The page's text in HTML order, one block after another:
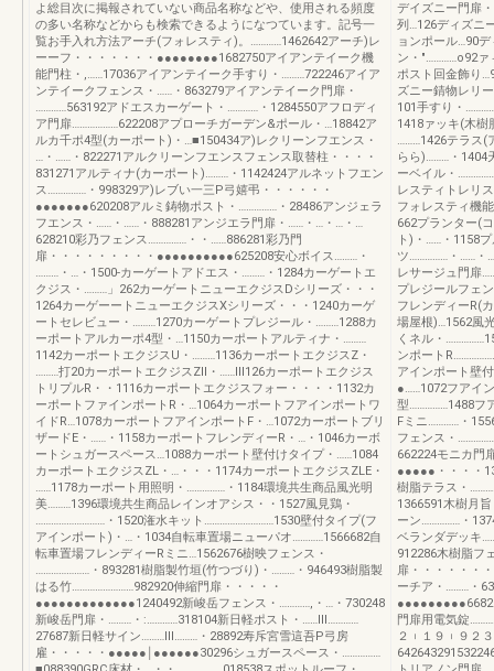
よ総目次に掲報されていない商品名称などや、使用される頻度
の多い名称などからも検索できるようになつています。記号一
覧お手入れ方法アーチ(フォレスティ)。…………1462642アーチ)レ
ーーフ・・・・・・・●●●●●●●●1682750アイアンテイーク機
能門柱・,……17036アイアンテイーク手すり・………722246アイア
ンテイークフェンス・……・863279アイアンテイーク門扉・
…………563192アドエスカーゲート・…………・1284550アフロディ
ア門扉………………622208アプローチガーデン&ポール・…18842ア
ルカ千ポ4型(カーポート)・…■150434ア)レクリーンフエンス・
…・……・822271アルクリーンフエンスフェンス取替柱・・・・
831271アルティナ(カーポート)………・1142424アルネットフエン
ス……………・998329ア)レブい一三P弓嬉弔・・・・・・
●●●●●●●620208アルミ鋳物ポスト・……………・28486アンジェラ
フエンス・……・……・888281アンジエラ門扉・……・…・…・…
628210彩乃フェンス……………・・……886281彩乃門
扉・・・・・・・・・●●●●●●●●●●625208安心ボイス………・
………・…・1500-カーゲートアドエス・………・1284カーゲートエ
クジス・………」262カーゲートニューエクジスDシリーズ・・・
1264カーゲーートニューエクジスXシリーズ・・・1240カーゲ
ートセレビュー・………1270カーゲートプレジール・………1288カ
ーポートアルカーポ4型・…1150カーポートアルティナ・………
1142カーポートエクジスU・………1136カーポートエクジスZ・
………打20カーポートエクジスZⅡ・……Ⅲ126カーポートエクジス
トリプルR・・1116カーポートエクジスフォー・・・・1132カ
ーポートファインポートR・…1064カーポートフアインポートワ
イドR…1078カーポートフアインポートF・…1072カーポートブリ
ザードE・……・1158カーポートフレンディーR・…・1046カーボ
ートシュガースペース…1088カーポート壁付けタイプ・……1084
カーポートエクジスZL・…・・・1174カーポートエクジスZLE・
……1178カーポート用照明・……………・1184環境共生商品風光明
美………1396環境共生商品レインオアシス・・1527風見鶏・
………………………・1520潅水キット………………………1530壁付タイプ(フ
アインポート)・…・1034自転車置場ニューパオ…………1566682自
転車置場フレンディーRミニ…1562676樹映フェンス・
…………………・893281樹脂製竹垣(竹つづり)・………・946493樹脂製
はる竹……………………982920伸縮門扉・・・・・
●●●●●●●●●●●●●1240492新峻岳フェンス・…………,・…・730248
新峻岳門扉・………・:…………318104新日軽ポスト・……Ⅲ…………
27687新日軽サイン………Ⅲ………・28892寿斥宮雪這吾P弓房
雇・・・・・●●●●●￨●●●●●●30296シュガースペース・……………
デイズニー門扉
列…126ディズニ
ョンポール…90
ン・"…………o92ァ
ポスト回金飾り
ズニー錆物レリ
101手すり・
1418ァッキ(木
………1426テラス(
らら)………・1404
ーベイル・
レスティトレリ
フォレスティ機
662プランター(
ト)・……・1158
ツ……………・……・
レサージュ門扉
プレジールフェ
フレンディーR(
場屋根)…1562風
くネル・
ンポート
アインポート壁
●……1072フアイ
型……………1488フ
Fミニ…………・
フェンス・
662224モニカ門
●●●●●・・・・
樹脂テラス・
1366591木樹月
ーン……………・
ベランダデッキ
912286木樹脂フ
扉・・・・・・
ーチア・………・
門扉用電気錠
２︲１９︲９２